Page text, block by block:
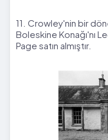
11. Crowley'nin bir
Boleskine Konağı'nı
Page satın almıştır.